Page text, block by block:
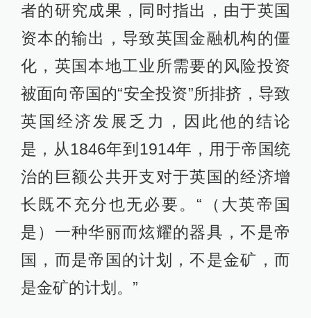
者的研究成果，同时指出，由于英国
资本的输出，导致英国金融机构的僵
化，英国本地工业所需要的风险投资
被面向帝国的“安全投资”所排挤，导致
英国经济发展乏力，因此他的结论
是，从1846年到1914年，用于帝国统
治的巨额公共开支对于英国的经济增
长既不充分也无必要。“（大英帝国
是）一种华丽而炫耀的器具，不是帝
国，而是帝国的计划，不是金矿，而
是金矿的计划。”